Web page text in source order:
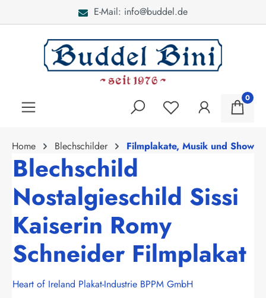
E-Mail: info@buddel.de
0
Home Blechschilder Filmplakate, Musik und Show
Blechschild
Nostalgieschild Sissi
Kaiserin Romy
Schneider Filmplakat
Heart of Ireland Plakat-Industrie BPPM GmbH